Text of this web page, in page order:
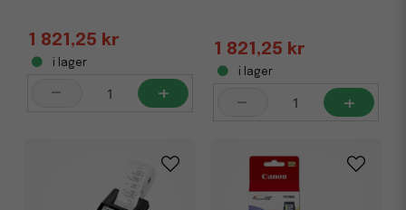
1 821,25 kr
i lager
- +
1 821,25 kr
i lager
- +